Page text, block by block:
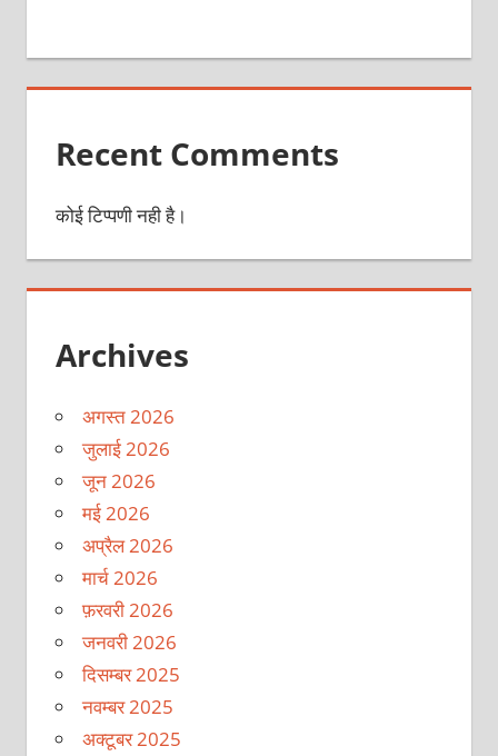
Recent Comments
कोई टिप्पणी नही है।
Archives
अगस्त 2026
जुलाई 2026
जून 2026
मई 2026
अप्रैल 2026
मार्च 2026
फ़रवरी 2026
जनवरी 2026
दिसम्बर 2025
नवम्बर 2025
अक्टूबर 2025